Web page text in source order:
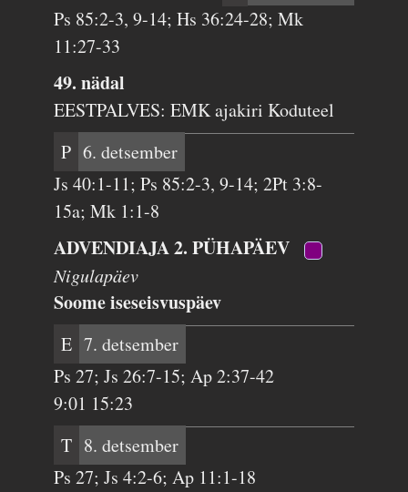
Ps 85:2-3, 9-14; Hs 36:24-28; Mk
11:27-33
49. nädal
EESTPALVES: EMK ajakiri Koduteel
P 6. detsember
Js 40:1-11; Ps 85:2-3, 9-14; 2Pt 3:8-
15a; Mk 1:1-8
ADVENDIAJA 2. PÜHAPÄEV
Nigulapäev
Soome iseseisvuspäev
E 7. detsember
Ps 27; Js 26:7-15; Ap 2:37-42
9:01 15:23
T 8. detsember
Ps 27; Js 4:2-6; Ap 11:1-18